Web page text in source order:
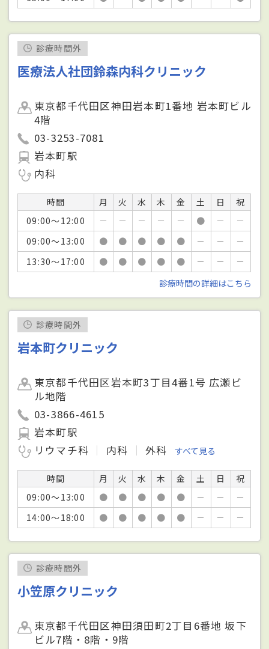
診療時間外
医療法人社団鈴森内科クリニック
東京都千代田区神田岩本町1番地 岩本町ビル
4階
03-3253-7081
岩本町駅
内科
時間 月 火 水 木 金 土 日
祝
09:00～12:00
－ － － － － ● －
－
09:00～13:00
● ● ● ● ● － －
－
13:30～17:00
● ● ● ● ● － －
－
診療時間の詳細はこちら
診療時間外
岩本町クリニック
東京都千代田区岩本町3丁目4番1号 広瀬ビ
ル地階
03-3866-4615
岩本町駅
リウマチ科
内科 外科 すべて見る
時間 月 火 水 木 金 土 日
祝
09:00～13:00
● ● ● ● ● － －
－
14:00～18:00
● ● ● ● ● － － －
診療時間外
小笠原クリニック
東京都千代田区神田須田町2丁目6番地 坂下
ビル7階・8階・9階